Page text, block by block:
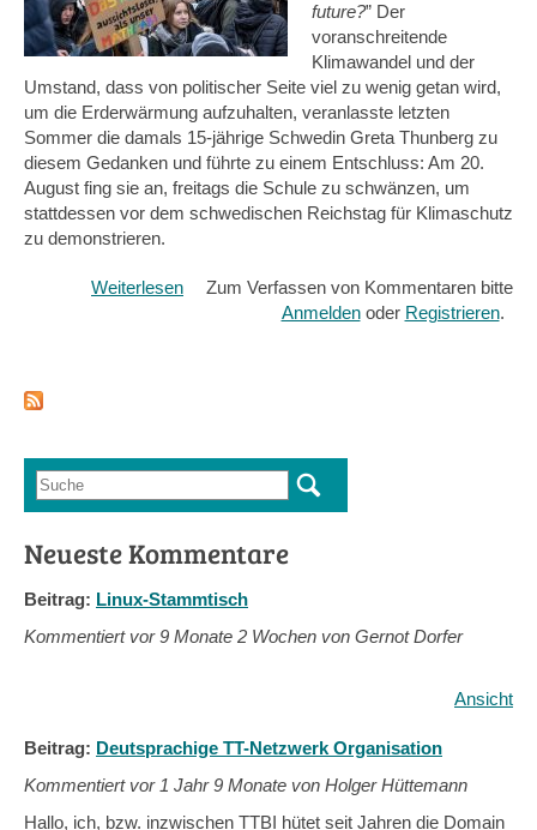
future?” Der
voranschreitende
Klimawandel und der
Umstand, dass von politischer Seite viel zu wenig getan wird,
um die Erderwärmung aufzuhalten, veranlasste letzten
Sommer die damals 15-jährige Schwedin Greta Thunberg zu
diesem Gedanken und führte zu einem Entschluss: Am 20.
August fing sie an, freitags die Schule zu schwänzen, um
stattdessen vor dem schwedischen Reichstag für Klimaschutz
zu demonstrieren.
Weiterlesen über
Unterstützung
Bewegung
Zum Verfassen von Kommentaren bitte
Anmeldenoder Registrieren.
Suchformular
Suche
Neueste Kommentare
Beitrag: Linux-Stammtisch
Kommentiert vor9 Monate 2 Wochen von Gernot Dorfer
Ansicht
Beitrag: Deutsprachige TT-Netzwerk Organisation
Kommentiert vor 1 Jahr 9 Monate von Holger Hüttemann
Hallo, ich, bzw. inzwischen TTBI hütet seit Jahren die Domain